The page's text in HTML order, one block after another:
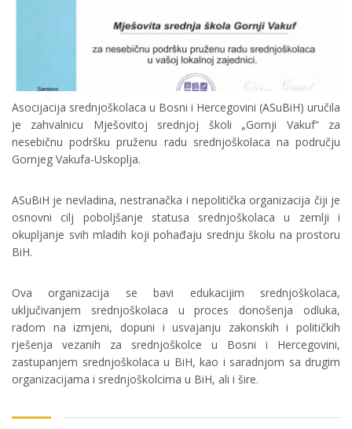
Asocijacija srednjoškolaca u Bosni i Hercegovini (ASuBiH) uručila
je zahvalnicu Mješovitoj srednjoj školi „Gornji Vakuf“ za
nesebičnu podršku pruženu radu srednjoškolaca na području
Gornjeg Vakufa-Uskoplja.
ASuBiH je nevladina, nestranačka i nepolitička organizacija čiji je
osnovni cilj poboljšanje statusa srednjoškolaca u zemlji i
okupljanje svih mladih koji pohađaju srednju školu na prostoru
BiH.
Ova organizacija se bavi edukacijim srednjoškolaca,
uključivanjem srednjoškolaca u proces donošenja odluka,
radom na izmjeni, dopuni i usvajanju zakonskih i političkih
rješenja vezanih za srednjoškolce u Bosni i Hercegovini,
zastupanjem srednjoškolaca u BiH, kao i saradnjom sa drugim
organizacijama i srednjoškolcima u BiH, ali i šire.